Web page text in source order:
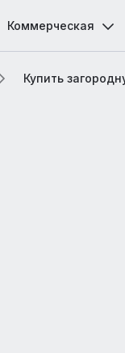
Коммерческая
Купить